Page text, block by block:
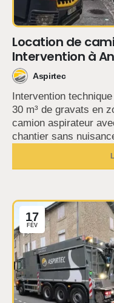
Location de
Intervention à
Aspirtec
Intervention
30 m³ de gravats en
camion aspirateur
chantier sans
17
FÉV